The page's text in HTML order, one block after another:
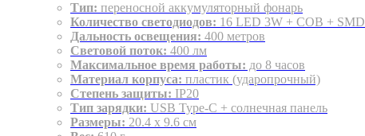
Тип: переносной аккумуляторный фонарь
Количество светодиодов: 16 LED 3W + COB + SMD
Дальность освещения: 400 метров
Световой поток: 400 лм
Максимальное время работы: до 8 часов
Материал корпуса: пластик (ударопрочный)
Степень защиты: IP20
Тип зарядки: USB Type-C + солнечная панель
Размеры: 20.4 x 9.6 см